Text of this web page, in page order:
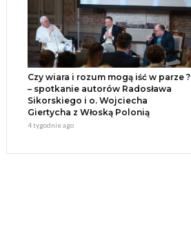
Czy wiara i rozum mogą iść w parze ?
– spotkanie autorów Radosława
Sikorskiego i o. Wojciecha
Giertycha z Włoską Polonią
4 tygodnie ago